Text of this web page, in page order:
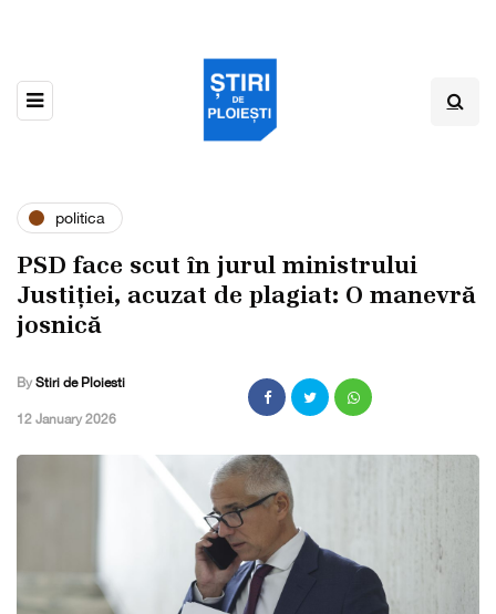
politica
PSD face scut în jurul ministrului
Justiției, acuzat de plagiat: O manevră
josnică
By Stiri de Ploiesti
,12 January 2026